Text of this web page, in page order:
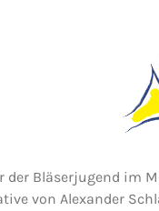
der Bläserjugend im
von Alexander